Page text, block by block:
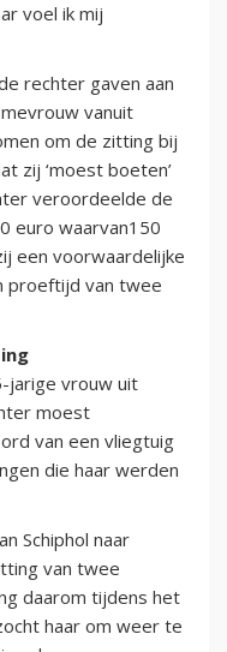
voel ik mij
rechter gaven aan
vanuit
om de zitting bij
zij ‘moest boeten’
veroordeelde de
euro waarvan150
een voorwaardelijke
proeftijd van twee
jarige vrouw uit
moest
van een vliegtuig
die haar werden
Schiphol naar
van twee
daarom tijdens het
haar om weer te